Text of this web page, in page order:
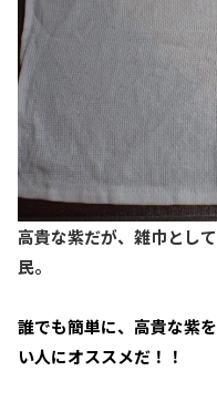
高貴な紫だが、雑巾とし
民。
誰でも簡単に、高貴な紫
い人にオススメだ！！